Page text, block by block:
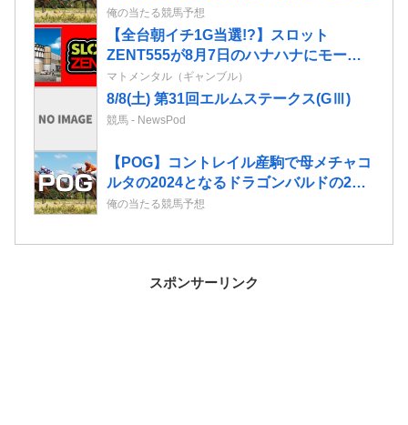
2歳情報
俺の当たる競馬予想
【全台朝イチ1G当選!?】スロット
ZENT555が8月7日のハナハナにモーニ
ングを仕込んだらしいｗｗｗｗ
マトメンタル（ギャンブル）
8/8(土) 第31回エルムステークス(GⅢ)
競馬 - NewsPod
【POG】コントレイル産駒で母メチャコ
ルタの2024となるドラゴンバルドの2歳
情報
俺の当たる競馬予想
スポンサーリンク